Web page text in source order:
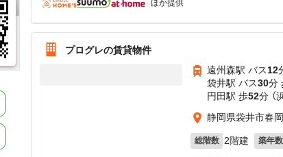
ほか提供
プログレの賃貸物件
遠州森駅 バス12
袋井駅 バス30分
円田駅 歩52分 （
静岡県袋井市春
総階数 2階建 築年数